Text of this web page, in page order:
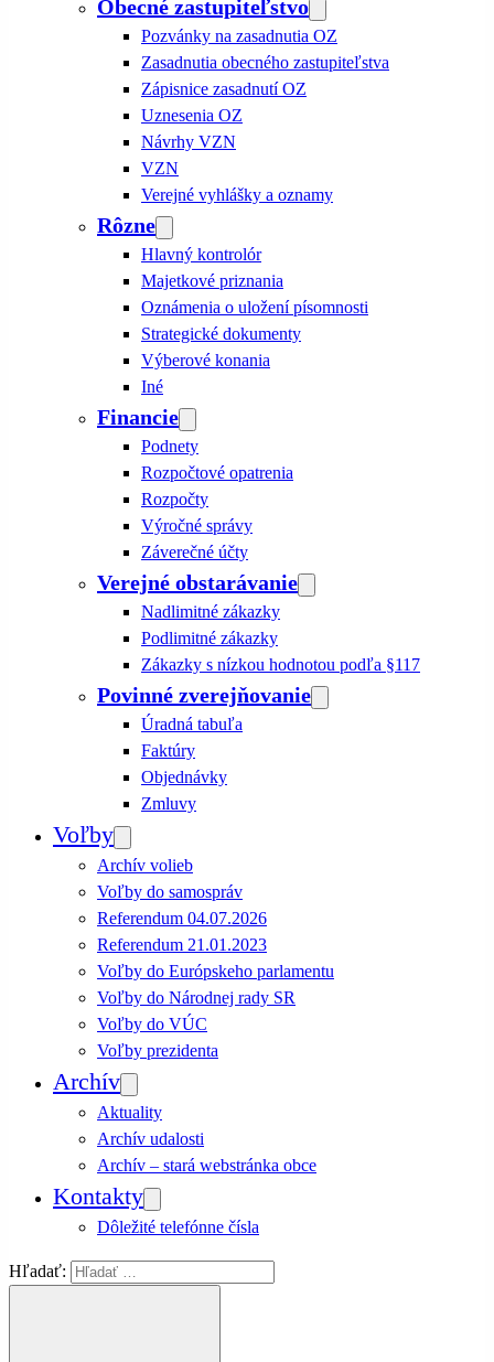
Obecné zastupiteľstvo
Pozvánky na zasadnutia OZ
Zasadnutia obecného zastupiteľstva
Zápisnice zasadnutí OZ
Uznesenia OZ
Návrhy VZN
VZN
Verejné vyhlášky a oznamy
Rôzne
Hlavný kontrolór
Majetkové priznania
Oznámenia o uložení písomnosti
Strategické dokumenty
Výberové konania
Iné
Financie
Podnety
Rozpočtové opatrenia
Rozpočty
Výročné správy
Záverečné účty
Verejné obstarávanie
Nadlimitné zákazky
Podlimitné zákazky
Zákazky s nízkou hodnotou podľa §117
Povinné zverejňovanie
Úradná tabuľa
Faktúry
Objednávky
Zmluvy
Voľby
Archív volieb
Voľby do samospráv
Referendum 04.07.2026
Referendum 21.01.2023
Voľby do Európskeho parlamentu
Voľby do Národnej rady SR
Voľby do VÚC
Voľby prezidenta
Archív
Aktuality
Archív udalosti
Archív – stará webstránka obce
Kontakty
Dôležité telefónne čísla
Hľadať: